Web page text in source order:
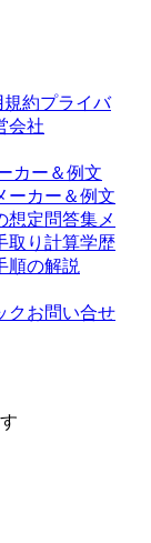
規約プライバ
会社
カー＆例文
ーカー＆例文
想定問答集メ
取り計算学歴
順の解説
クお問い合せ